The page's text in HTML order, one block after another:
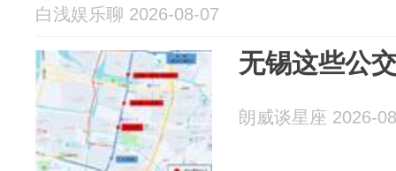
白浅娱乐聊 2026-08-07
无锡这些公
朗威谈星座 2026-